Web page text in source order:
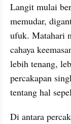
Langit mulai
memudar,
ufuk. Matahari
cahaya
lebih tenang,
percakapan
tentang hal
Di antara